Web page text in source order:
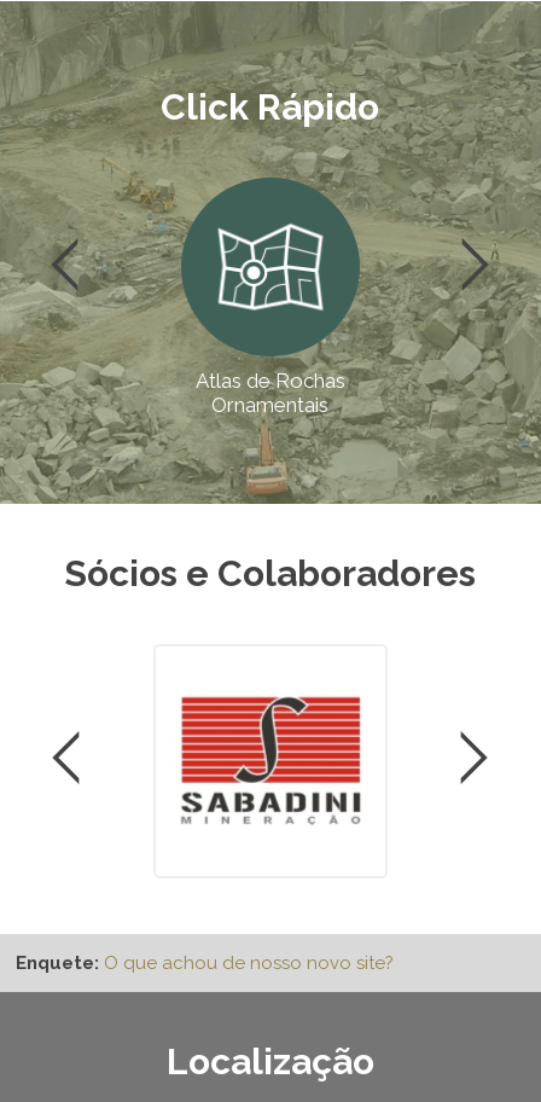
Click Rápido
Sócios e Colaboradores
Enquete: O que achou de nosso novo site?
Localização